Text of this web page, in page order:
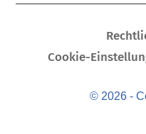
Cookie-
© 2026 -